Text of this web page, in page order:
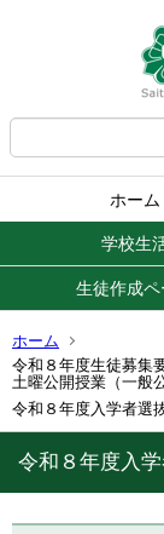
ホーム
学校生
生徒作成ペ
ホーム
令和８年度生徒募集
土曜公開授業（一般
令和８年度入学者選
令和８年度入